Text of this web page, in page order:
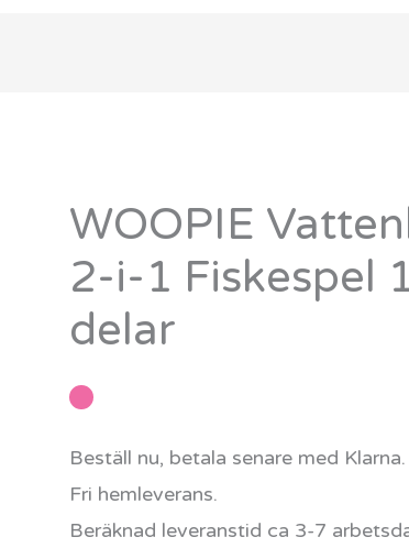
WOOPIE
2-i-1 Fiskespel
delar
Beställ nu, betala senare med Klarna.
Fri hemleverans.
Beräknad leveranstid ca 3-7